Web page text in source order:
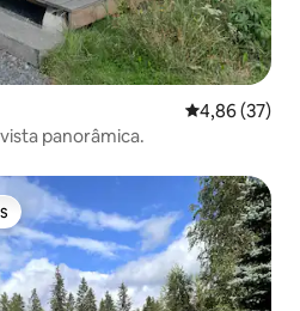
4,86 de uma
4,86 (37)
panorâmica.
dos hóspedes